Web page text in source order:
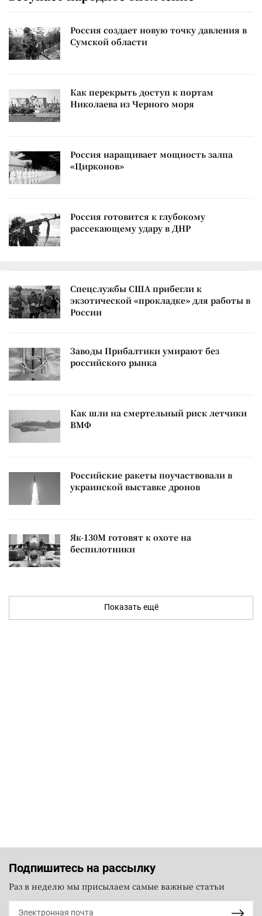
Россия создает новую точку давления в
Сумской области
Как перекрыть доступ к портам
Николаева из Черного моря
Россия наращивает мощность залпа
«Цирконов»
Россия готовится к глубокому
рассекающему удару в ДНР
Спецслужбы США прибегли к
экзотической «прокладке» для работы в
России
Заводы Прибалтики умирают без
российского рынка
Как шли на смертельный риск летчики
ВМФ
Российские ракеты поучаствовали в
украинской выставке дронов
Як-130М готовят к охоте на
беспилотники
Показать ещё
Подпишитесь на рассылку
Раз в неделю мы присылаем самые важные статьи